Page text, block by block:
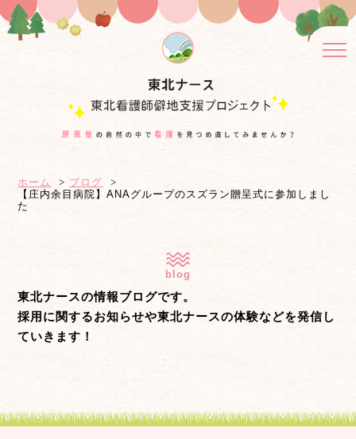
ホーム
ブログ
【庄内余目病院】ANAグループのスズラン贈呈式に参加しまし
た
blog
東北ナースの情報ブログです。
採用に関するお知らせや東北ナースの体験などを発信し
ていきます！